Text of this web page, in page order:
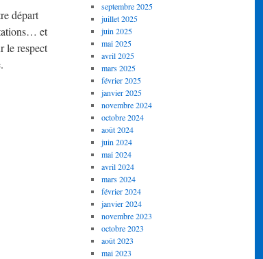
départ
et
le respect
septembre 2025
juillet 2025
juin 2025
mai 2025
avril 2025
mars 2025
février 2025
janvier 2025
novembre 2024
octobre 2024
août 2024
juin 2024
mai 2024
avril 2024
mars 2024
février 2024
janvier 2024
novembre 2023
octobre 2023
août 2023
mai 2023